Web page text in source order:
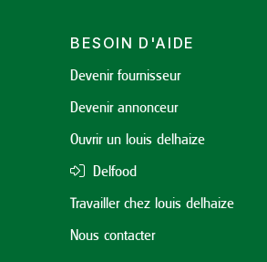
BESOIN D'AIDE
Devenir fournisseur
Devenir annonceur
Ouvrir un louis delhaize
Delfood
Travailler chez louis delhaize
Nous contacter